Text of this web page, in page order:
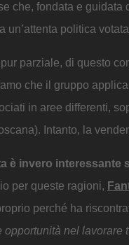
che, fondata e
un’attenta politica
parziale, di questo
che il gruppo
in aree differenti,
Intanto, la
è invero interessante
per queste ragioni,
perché ha
opportunità nel